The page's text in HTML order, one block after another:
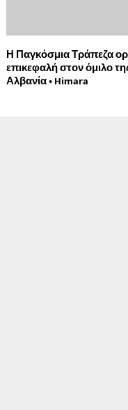
Η Παγκόσμια Τράπεζα
επικεφαλή στον όμιλο
Αλβανία • Himara